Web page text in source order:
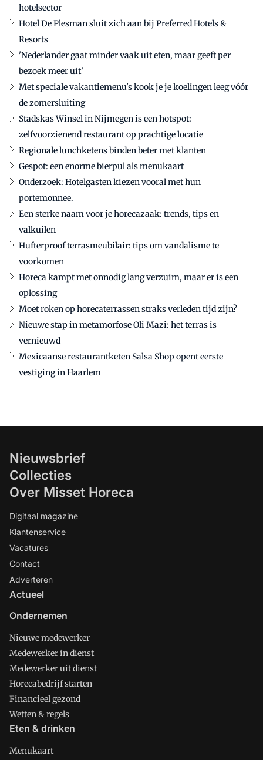
hotelsector
Hotel De Plesman sluit zich aan bij Preferred Hotels &
Resorts
'Nederlander gaat minder vaak uit eten, maar geeft per
bezoek meer uit'
Met speciale vakantiemenu's kook je je koelingen leeg vóór
de zomersluiting
Stadskas Winsel in Nijmegen is een hotspot:
zelfvoorzienend restaurant op prachtige locatie
Regionale lunchketens binden beter met klanten
Gespot: een enorme bierpul als menukaart
Onderzoek: Hotelgasten kiezen vooral met hun
portemonnee.
Een sterke naam voor je horecazaak: trends, tips en
valkuilen
Hufterproof terrasmeubilair: tips om vandalisme te
voorkomen
Horeca kampt met onnodig lang verzuim, maar er is een
oplossing
Moet roken op horecaterrassen straks verleden tijd zijn?
Nieuwe stap in metamorfose Oli Mazi: het terras is
vernieuwd
Mexicaanse restaurantketen Salsa Shop opent eerste
vestiging in Haarlem
Nieuwsbrief
Collecties
Over Misset Horeca
Digitaal magazine
Klantenservice
Vacatures
Contact
Adverteren
Actueel
Ondernemen
Nieuwe medewerker
Medewerker in dienst
Medewerker uit dienst
Horecabedrijf starten
Financieel gezond
Wetten & regels
Eten & drinken
Menukaart